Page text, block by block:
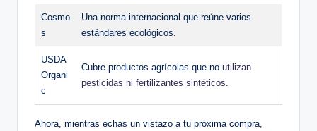
Cosmo
s
Una norma internacional que reúne varios
estándares ecológicos.
USDA
Organi
c
Cubre productos agrícolas que no utilizan
pesticidas ni fertilizantes sintéticos
Ahora, mientras echas un vistazo a tu próxima compra,